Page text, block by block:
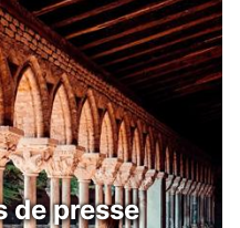
de presse